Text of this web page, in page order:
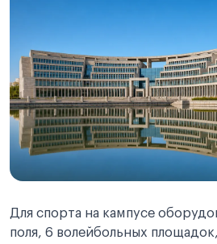
Для спорта на кампусе
поля, 6 волейбольных